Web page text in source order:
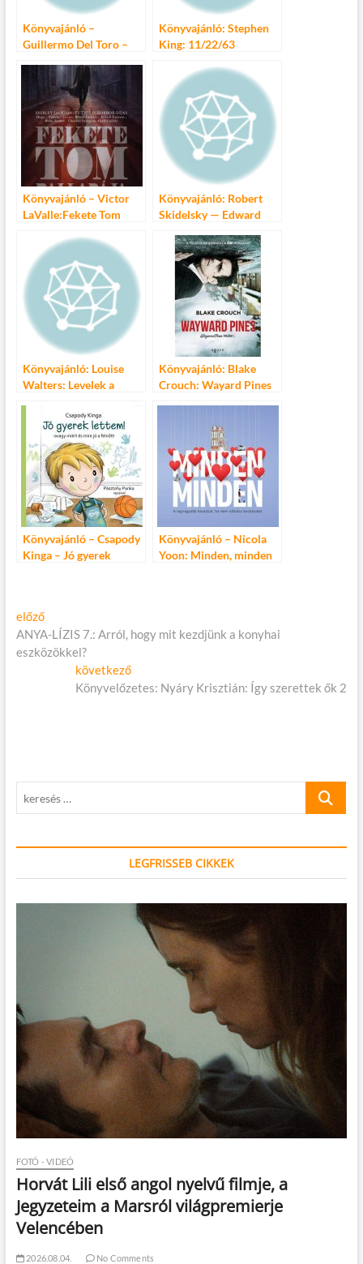
Könyvajánló –
Guillermo Del Toro –
Könyvajánló: Stephen
King: 11/22/63
Könyvajánló – Victor
LaValle:Fekete Tom
Könyvajánló: Robert
Skidelsky — Edward
elég?
Könyvajánló: Louise
Walters: Levelek a
Könyvajánló: Blake
Crouch: Wayard Pines
Könyvajánló – Csapody
Kinga – Jó gyerek
Könyvajánló – Nicola
Yoon: Minden, minden
Bejegyzés
navigáció
előzőElőző
cikk:
ANYA-LÍZIS 7.: Arról, hogy mit kezdjünk a konyhai
eszközökkel?
következőKövetkező
cikk:
Könyvelőzetes: Nyáry Krisztián: Így szerettek ők 2
keresés
LEGFRISSEB CIKKEK
FOTÓ - VIDEÓ
Horvát Lili első angol nyelvű filmje, a
Jegyzeteim a Marsról világpremierje
Velencében
2026.08.04. No Comments